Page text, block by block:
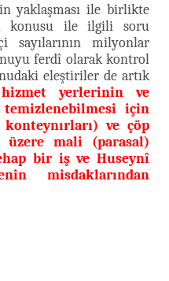
yaklaşması ile birlikte
konusu ile ilgili soru
sayılarının milyonlar
ferdî olarak kontrol
eleştiriler de artık
yerlerinin ve
için
ve çöp
üzere mali (parasal)
bir iş ve Huseynî
misdaklarından